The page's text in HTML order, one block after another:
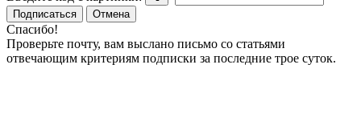
Подписаться
Отмена
Спасибо!
Проверьте почту, вам выслано письмо со статьями
отвечающим критериям подписки за последние трое суток.